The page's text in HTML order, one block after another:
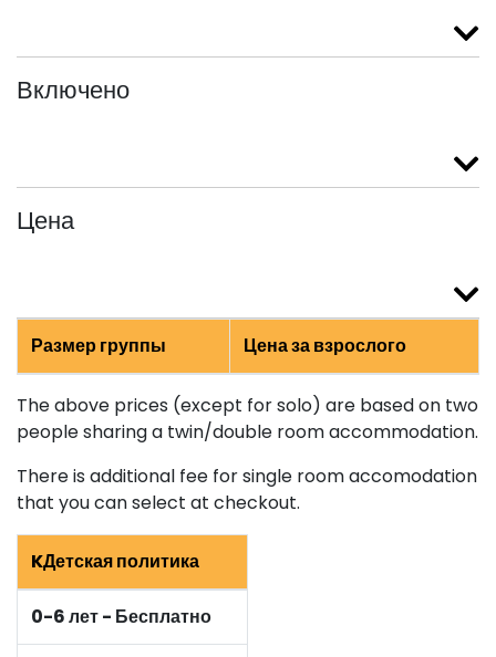
Включено
Цена
Размер группы Цена за взрослого
The above prices (except for solo) are based on two
people sharing a twin/double room accommodation.
There is additional fee for single room accomodation
that you can select at checkout.
KДетская политика
0-6 лет - Бесплатно